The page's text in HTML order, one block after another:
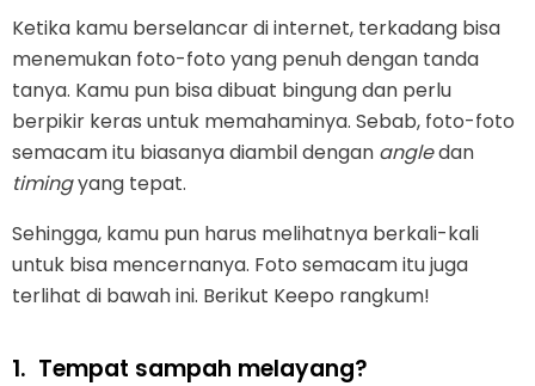
Ketika kamu berselancar di internet, terkadang bisa
menemukan foto-foto yang penuh dengan tanda
tanya. Kamu pun bisa dibuat bingung dan perlu
berpikir keras untuk memahaminya. Sebab, foto-foto
semacam itu biasanya diambil dengan angledan
timingyang tepat.
Sehingga, kamu pun harus melihatnya berkali-kali
untuk bisa mencernanya. Foto semacam itu juga
terlihat di bawah ini. Berikut Keepo rangkum!
1. Tempat sampah melayang?